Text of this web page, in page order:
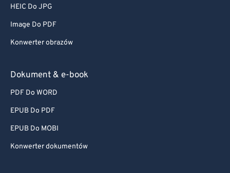
HEIC Do JPG
Image Do PDF
Konwerter obrazów
Dokument & e-book
PDF Do WORD
EPUB Do PDF
EPUB Do MOBI
Konwerter dokumentów